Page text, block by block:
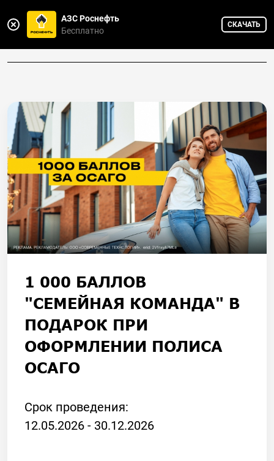
1 000 БАЛЛОВ
"СЕМЕЙНАЯ КОМАНДА" В
ПОДАРОК ПРИ
ОФОРМЛЕНИИ ПОЛИСА
ОСАГО
Срок проведения:
12.05.2026 - 30.12.2026
АЗС Роснефть
Бесплатно
СКАЧАТЬ